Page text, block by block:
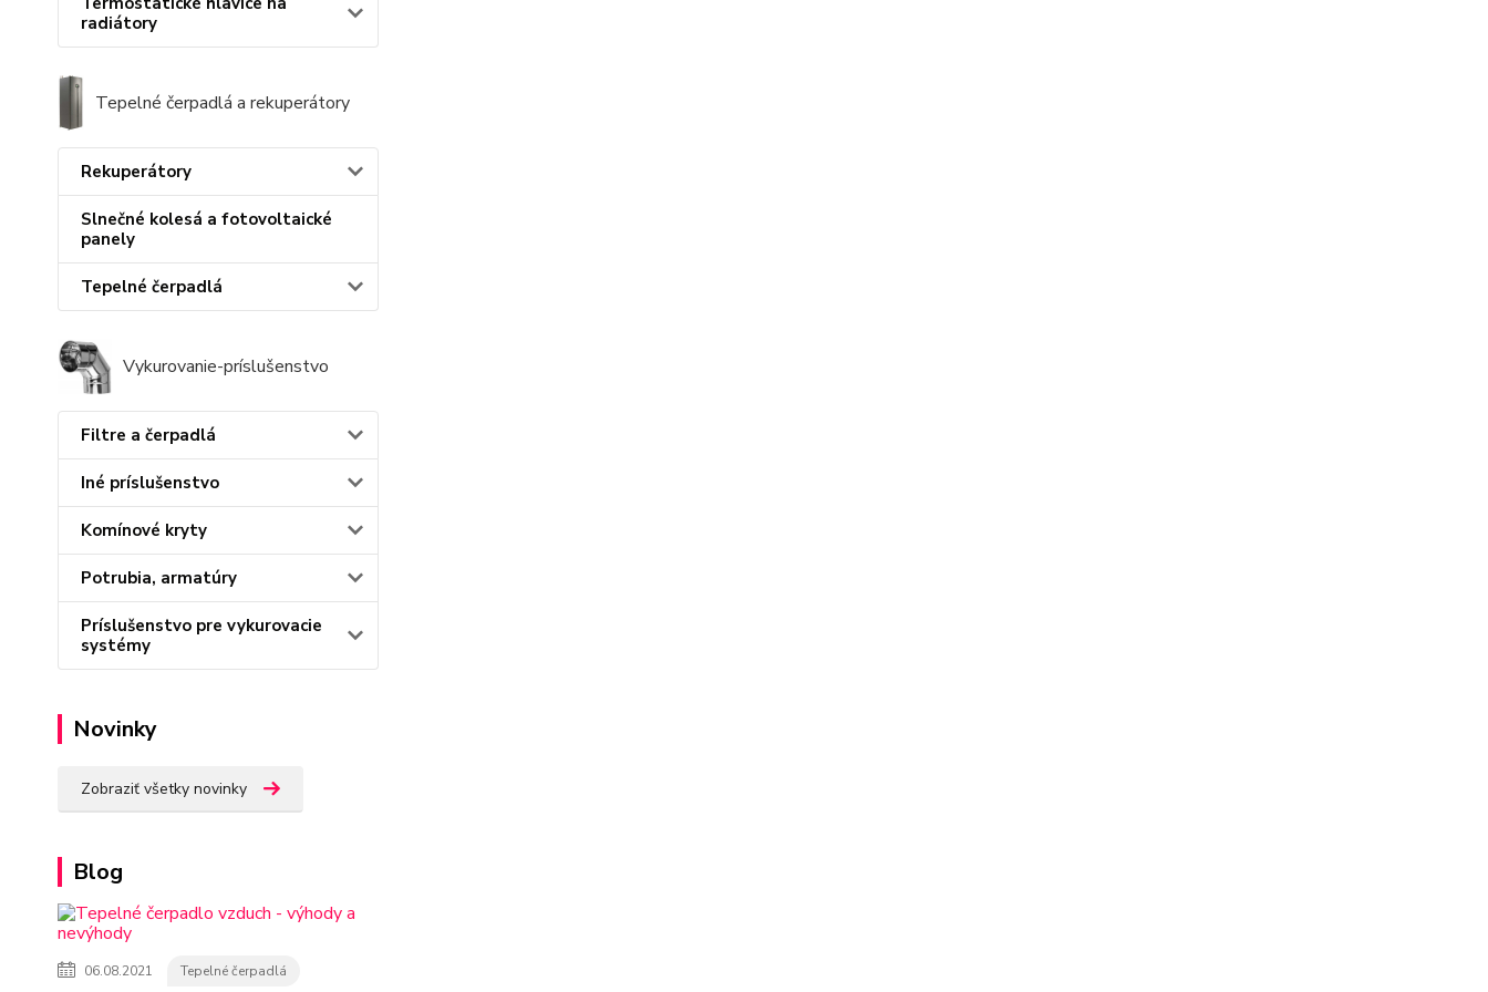
radiátory
Tepelné čerpadlá a rekuperátory
Rekuperátory
Slnečné kolesá a fotovoltaické
panely
Tepelné čerpadlá
Vykurovanie-príslušenstvo
Filtre a čerpadlá
Iné príslušenstvo
Komínové kryty
Potrubia, armatúry
Príslušenstvo pre vykurovacie
systémy
Novinky
Zobraziť všetky novinky
Blog
06.08.2021 Tepelné čerpadlá